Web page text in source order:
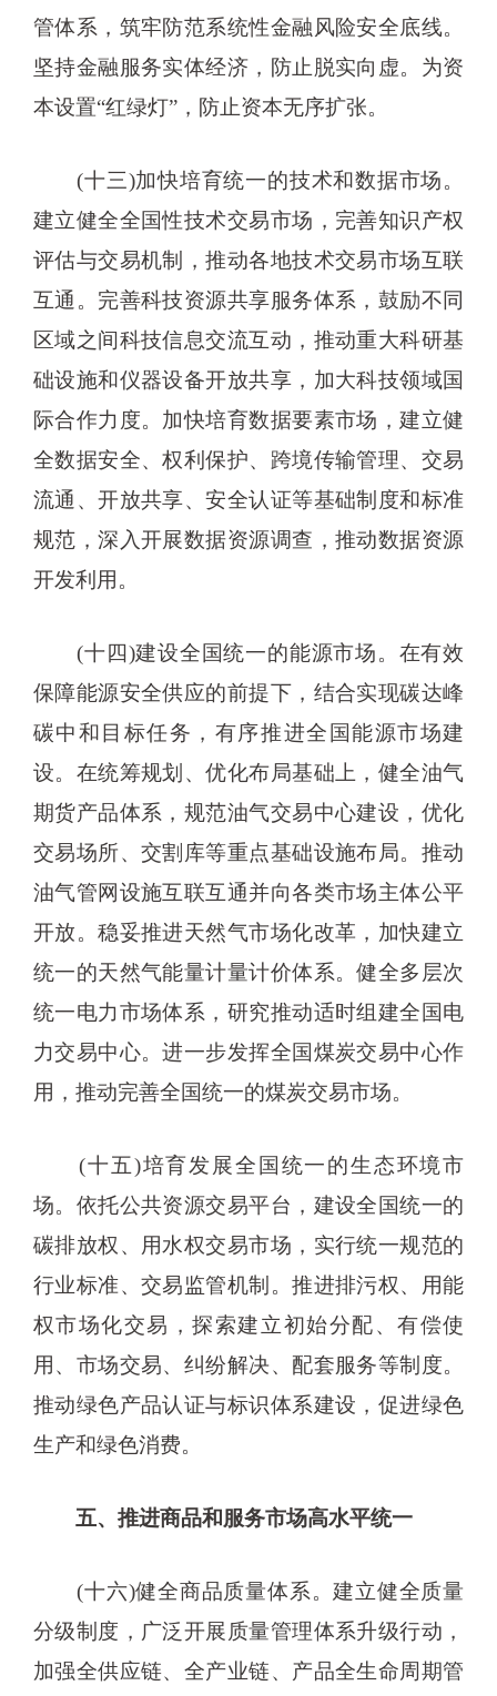
管体系，筑牢防范系统性金融风险安全底线。
坚持金融服务实体经济，防止脱实向虚。为资
本设置“红绿灯”，防止资本无序扩张。
(十三)加快培育统一的技术和数据市场。
建立健全全国性技术交易市场，完善知识产权
评估与交易机制，推动各地技术交易市场互联
互通。完善科技资源共享服务体系，鼓励不同
区域之间科技信息交流互动，推动重大科研基
础设施和仪器设备开放共享，加大科技领域国
际合作力度。加快培育数据要素市场，建立健
全数据安全、权利保护、跨境传输管理、交易
流通、开放共享、安全认证等基础制度和标准
规范，深入开展数据资源调查，推动数据资源
开发利用。
(十四)建设全国统一的能源市场。在有效
保障能源安全供应的前提下，结合实现碳达峰
碳中和目标任务，有序推进全国能源市场建
设。在统筹规划、优化布局基础上，健全油气
期货产品体系，规范油气交易中心建设，优化
交易场所、交割库等重点基础设施布局。推动
油气管网设施互联互通并向各类市场主体公平
开放。稳妥推进天然气市场化改革，加快建立
统一的天然气能量计量计价体系。健全多层次
统一电力市场体系，研究推动适时组建全国电
力交易中心。进一步发挥全国煤炭交易中心作
用，推动完善全国统一的煤炭交易市场。
(十五)培育发展全国统一的生态环境市
场。依托公共资源交易平台，建设全国统一的
碳排放权、用水权交易市场，实行统一规范的
行业标准、交易监管机制。推进排污权、用能
权市场化交易，探索建立初始分配、有偿使
用、市场交易、纠纷解决、配套服务等制度。
推动绿色产品认证与标识体系建设，促进绿色
生产和绿色消费。
五、推进商品和服务市场高水平统一
(十六)健全商品质量体系。建立健全质量
分级制度，广泛开展质量管理体系升级行动，
加强全供应链、全产业链、产品全生命周期管